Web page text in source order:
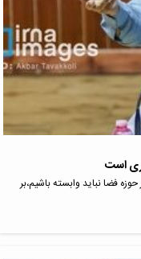
است
فضا نباید وابسته باشیم،بر